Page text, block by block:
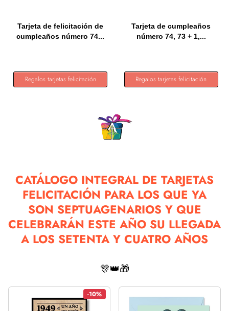
Tarjeta de felicitación de
cumpleaños número 74...
Regalos tarjetas felicitación
Tarjeta de cumpleaños
número 74, 73 + 1,...
Regalos tarjetas felicitación
CATÁLOGO INTEGRAL DE TARJETAS
FELICITACIÓN PARA LOS QUE YA
SON SEPTUAGENARIOS Y QUE
CELEBRARÁN ESTE AÑO SU LLEGADA
A LOS SETENTA Y CUATRO AÑOS
🎊👑🎁
-10%